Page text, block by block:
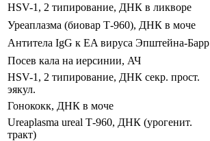
HSV-1, 2 типирование, ДНК в ликворе
Уреаплазма (биовар Т-960), ДНК в моче
Антитела IgG к EA вируса Эпштейна-Барр
Посев кала на иерсинии, АЧ
HSV-1, 2 типирование, ДНК секр. прост.
эякул.
Гонококк, ДНК в моче
Ureaplasma ureal Т-960, ДНК (урогенит.
тракт)